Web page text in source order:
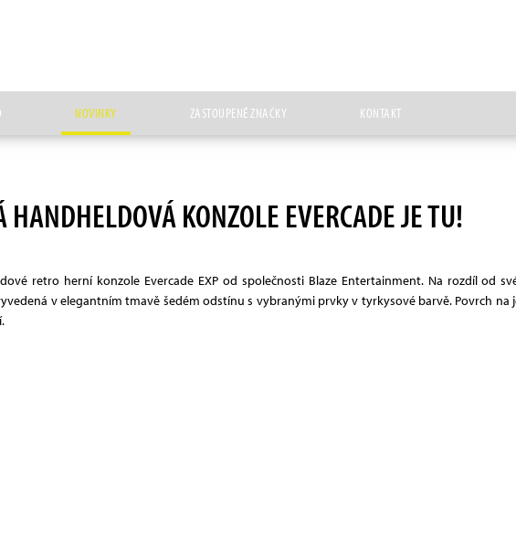
NOVINKY ZASTOUPENÉ ZNAČKY KONTAKT
HANDHELDOVÁ KONZOLE EVERCADE JE TU!
retro herní konzole Evercade EXP od společnosti Blaze Entertainment. Na rozdíl od
v elegantním tmavě šedém odstínu s vybranými prvky v tyrkysové barvě. Povrch na